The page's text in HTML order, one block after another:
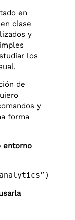
en
clase
y
los
de
y
forma
entorno